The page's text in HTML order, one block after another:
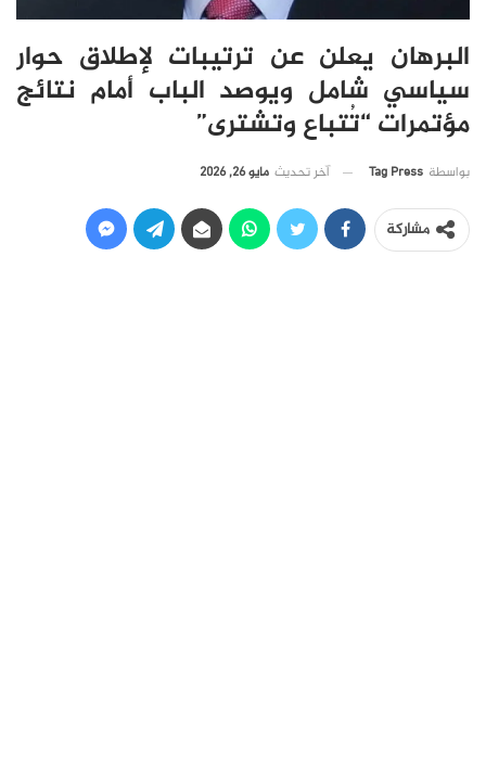
البرهان يعلن عن ترتيبات لإطلاق حوار
سياسي شامل ويوصد الباب أمام نتائج
مؤتمرات “تُتباع وتشترى”
بواسطة Tag Press آخر تحديث مايو 26, 2026
مشاركة